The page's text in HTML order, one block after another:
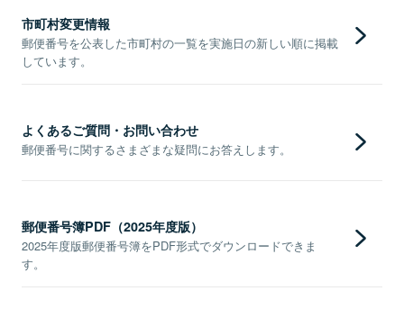
市町村変更情報
郵便番号を公表した市町村の一覧を実施日の新しい順に掲載
しています。
よくあるご質問・お問い合わせ
郵便番号に関するさまざまな疑問にお答えします。
郵便番号簿PDF（2025年度版）
2025年度版郵便番号簿をPDF形式でダウンロードできま
す。